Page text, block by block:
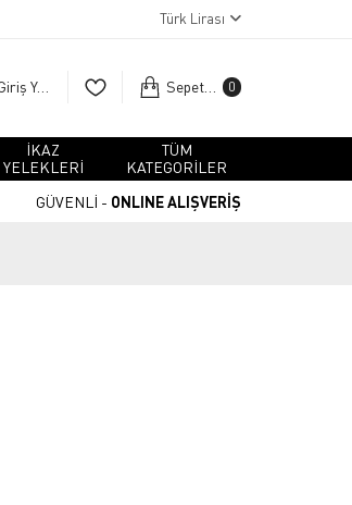
Türk Lirası
Giriş Yap Sepetim 0
İKAZ
YELEKLERİ
TÜM
KATEGORİLER
GÜVENLİ - ONLINE ALIŞVERİŞ